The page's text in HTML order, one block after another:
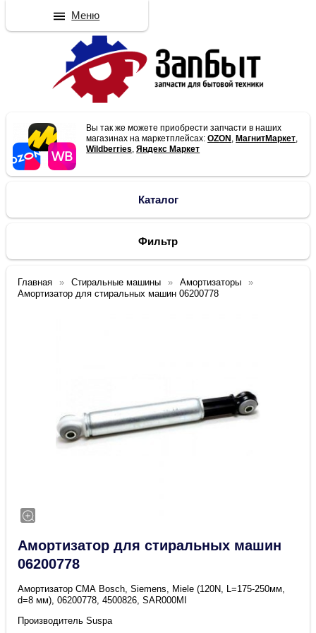
Вы так же можете приобрести запчасти в наших
магазинах на маркетплейсах:OZON , МагнитМаркет,
Wildberries,Яндекс Маркет
Каталог
Фильтр
Главная Стиральные машины
Амортизаторы
Амортизатор для стиральных машин 06200778
Амортизатор для стиральных машин
06200778
Амортизатор СМА Bosch, Siemens, Miele (120N, L=175-250мм,
d=8 мм), 06200778, 4500826, SAR000MI
Производитель Suspa
Меню